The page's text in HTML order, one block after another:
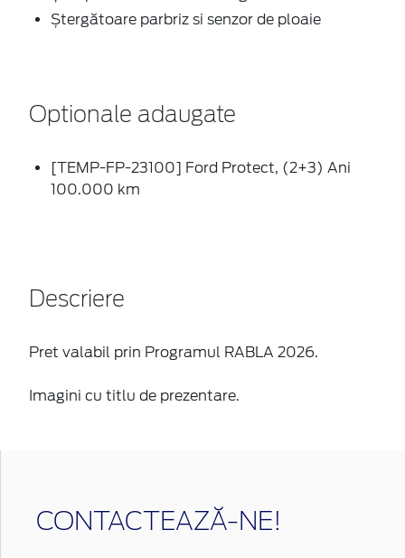
Ștergătoare parbriz si senzor de ploaie
Optionale adaugate
[TEMP-FP-23100] Ford Protect, (2+3) Ani
100.000 km
Descriere
Pret valabil prin Programul RABLA 2026.
Imagini cu titlu de prezentare.
CONTACTEAZĂ-NE!